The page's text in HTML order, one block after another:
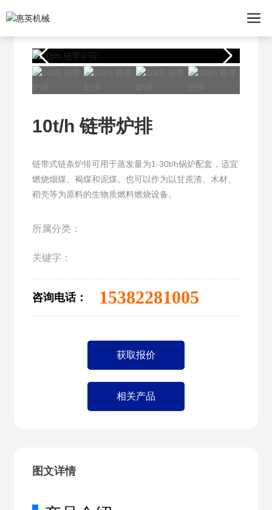
10t/h 链带炉排
链带式链条炉排可用于蒸发量为1-30t/h锅炉配套，适宜
燃烧烟煤、褐煤和泥煤。也可以作为以甘蔗渣、木材、
稻壳等为原料的生物质燃料燃烧设备。
所属分类：
关键字：
咨询电话： 15382281005
获取报价
相关产品
图文详情